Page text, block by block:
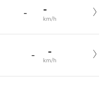
- -
km/h
- -
km/h